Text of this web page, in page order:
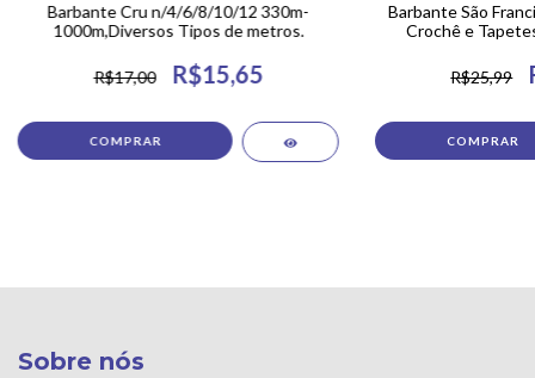
Barbante Cru n/4/6/8/10/12 330m-
1000m,Diversos Tipos de metros.
R$17,00 R$15,65
COMPRAR
Barbante São
Crochê e
R$25,99
COMPRAR
Sobre nós